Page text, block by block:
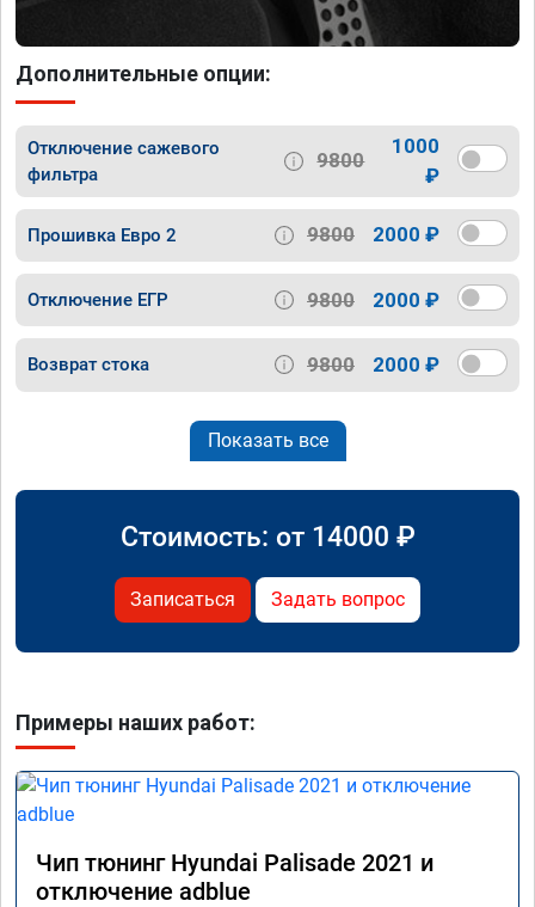
Дополнительные опции:
Отключение сажевого
фильтра
9800
1000
₽
Прошивка Евро 2 9800 2000 ₽
Отключение ЕГР 9800 2000 ₽
Возврат стока 9800 2000 ₽
Показать все
Стоимость: от 14000 ₽
Записаться Задать вопрос
Примеры наших работ:
Чип тюнинг Hyundai Palisade 2021 и
отключение adblue